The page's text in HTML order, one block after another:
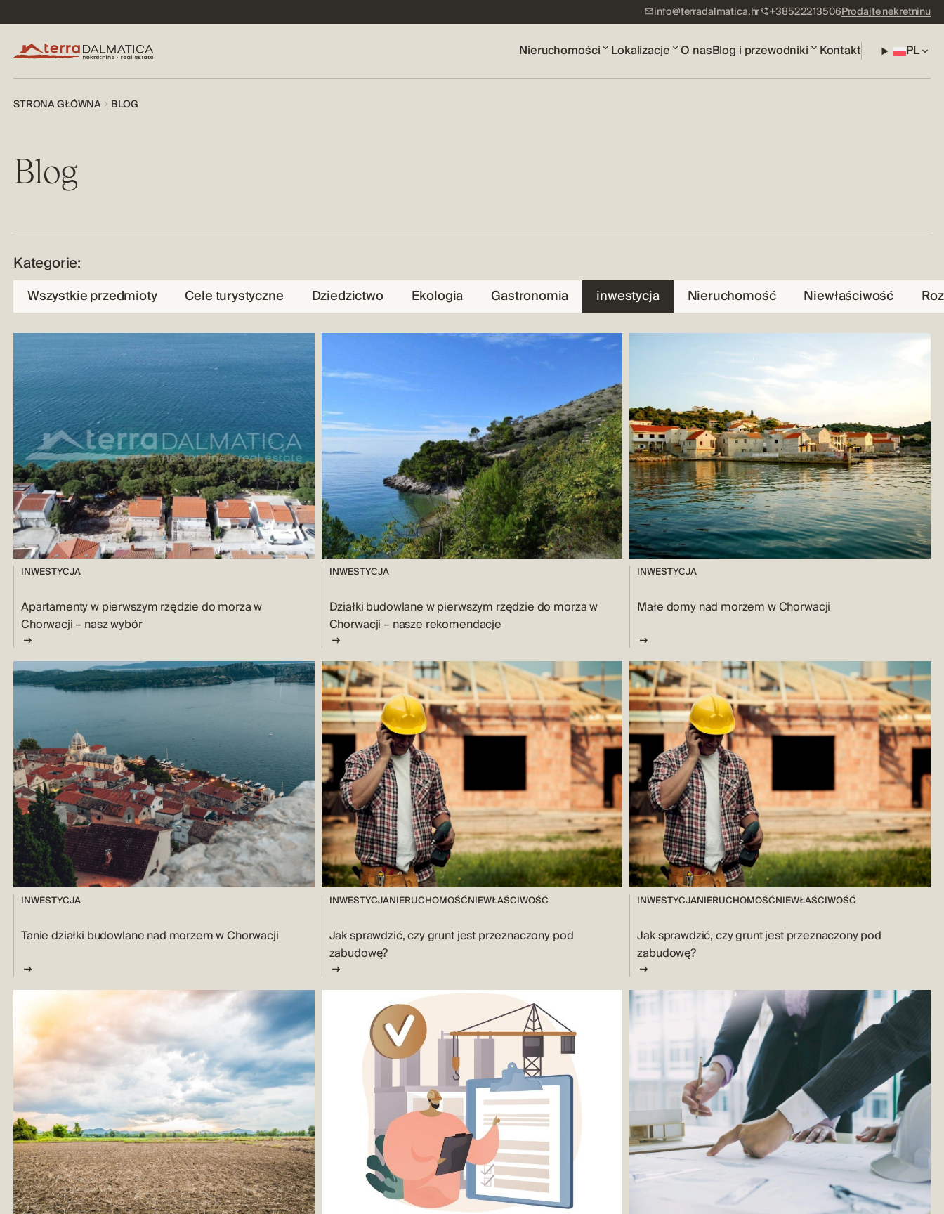
info@terradalmatica.hr +38522213506Prodajte nekretninu
Nieruchomości Lokalizacje O nasBlog i przewodniki Kontakt PL
STRONA GŁÓWNA BLOG
Blog
Kategorie:
Wszystkie przedmioty Cele turystyczne Dziedzictwo Ekologia Gastronomia inwestycja Nieruchomość Niewłaściwość
INWESTYCJA
Apartamenty w pierwszym rzędzie do morza w
Chorwacji – nasz wybór
INWESTYCJA
Działki budowlane w pierwszym rzędzie do morza w
Chorwacji – nasze rekomendacje
INWESTYCJA
Małe domy nad morzem w Chorwacji
INWESTYCJA
Tanie działki budowlane nad morzem w Chorwacji
INWESTYCJANIERUCHOMOŚĆNIEWŁAŚCIWOŚĆ
Jak sprawdzić, czy grunt jest przeznaczony pod
zabudowę?
INWESTYCJANIERUCHOMOŚĆNIEWŁAŚCIWOŚĆ
Jak sprawdzić, czy grunt jest przeznaczony pod
zabudowę?